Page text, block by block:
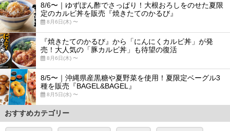
8/6〜｜ゆずぽん酢でさっぱり！大根おろしをのせた夏限
定のカルビ丼を販売『焼きたてのかるび』
8月6日(木) 〜
『焼きたてのかるび』から「にんにくカルビ丼」が発
売！大人気の「豚カルビ丼」も待望の復活
8月6日(木) 〜
8/5〜｜沖縄県産黒糖や夏野菜を使用！夏限定ベーグル3
種を販売『BAGEL&BAGEL』
8月5日(水) 〜
おすすめカテゴリー